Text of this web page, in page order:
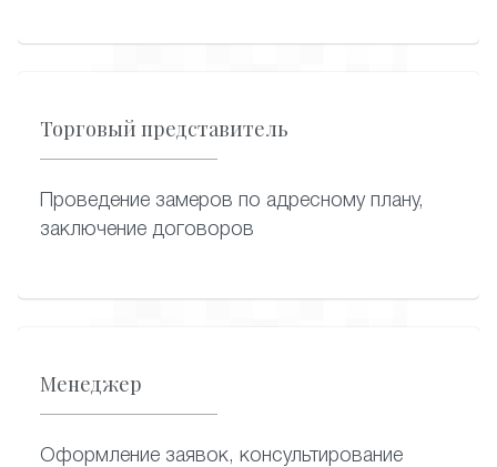
Торговый представитель
Проведение замеров по адресному плану,
заключение договоров
Менеджер
Оформление заявок, консультирование